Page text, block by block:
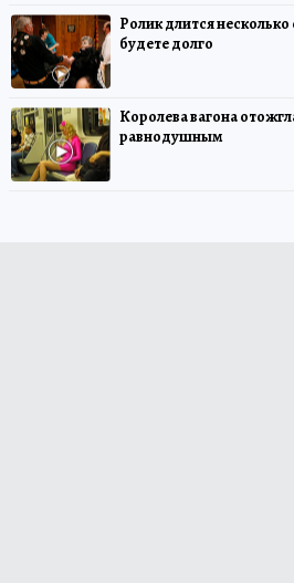
Ролик длится
будете долго
Королева вагона
равнодушным